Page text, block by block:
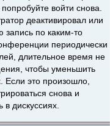
войти снова.
деактивировал или
запись по каким-то
периодически
длительное время не
чтобы уменьшить
Если это произошло,
снова и
в дискуссиях.